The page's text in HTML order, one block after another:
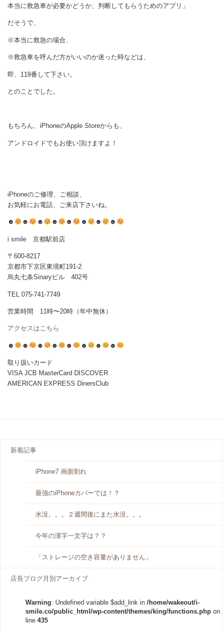
本当に救急車が必要かどうか、判断してもらうためのアプリ」
だそうで、
※本当に救急の場合、
※救急車を呼んだ方がいいのか迷った時などは、
即、119番して下さい。
とのことでした。
もちろん、iPhoneのApple Storeからも、
アンドロイドでもお使い頂けますよ！
iPhoneのご修理、ご相談、
お気軽にお電話、ご来店下さいね。
☻ ☻ ☻ ☻ ☻ ☻ ☻ ☻
i smile 京都駅前店
〒600-8217
京都市下京区東境町191-2
烏丸七条Sinaryビル 402号
TEL 075-741-7749
営業時間 11時〜20時（年中無休）
アクセスはこちら
☻ ☻ ☻ ☻ ☻ ☻ ☻ ☻
取り扱いカード
VISA JCB MasterCard DISCOVER
AMERICAN EXPRESS DinersClub
新着記事
iPhone7 画面割れ
最強のiPhoneカバーでは！？
水没。。。２週間後にまた水没。。。
今年の漢字一文字は？？
「ストレージの空き容量がありません」
店長ブログ月別アーカイブ
Warning: Undefined variable $add_link in /home/wakeout/i-
smile.co/public_html/wp-content/themes/king/functions.php on
line 435